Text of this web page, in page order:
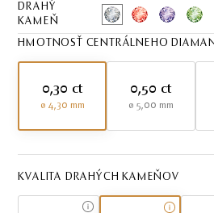
DRAHÝ
KAMEŇ
HMOTNOSŤ CENTRÁLNEHO
0,30 ct
ø 4,30 mm
0,50 ct
ø 5,00 mm
KVALITA DRAHÝCH KAMEŇOV